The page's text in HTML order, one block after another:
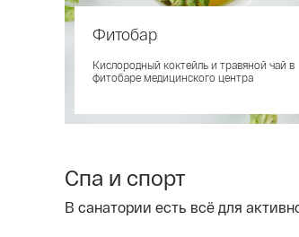
Фитобар
Кислородный коктейль и травяной чай в
фитобаре медицинского центра
Спа и спорт
В санатории есть всё для